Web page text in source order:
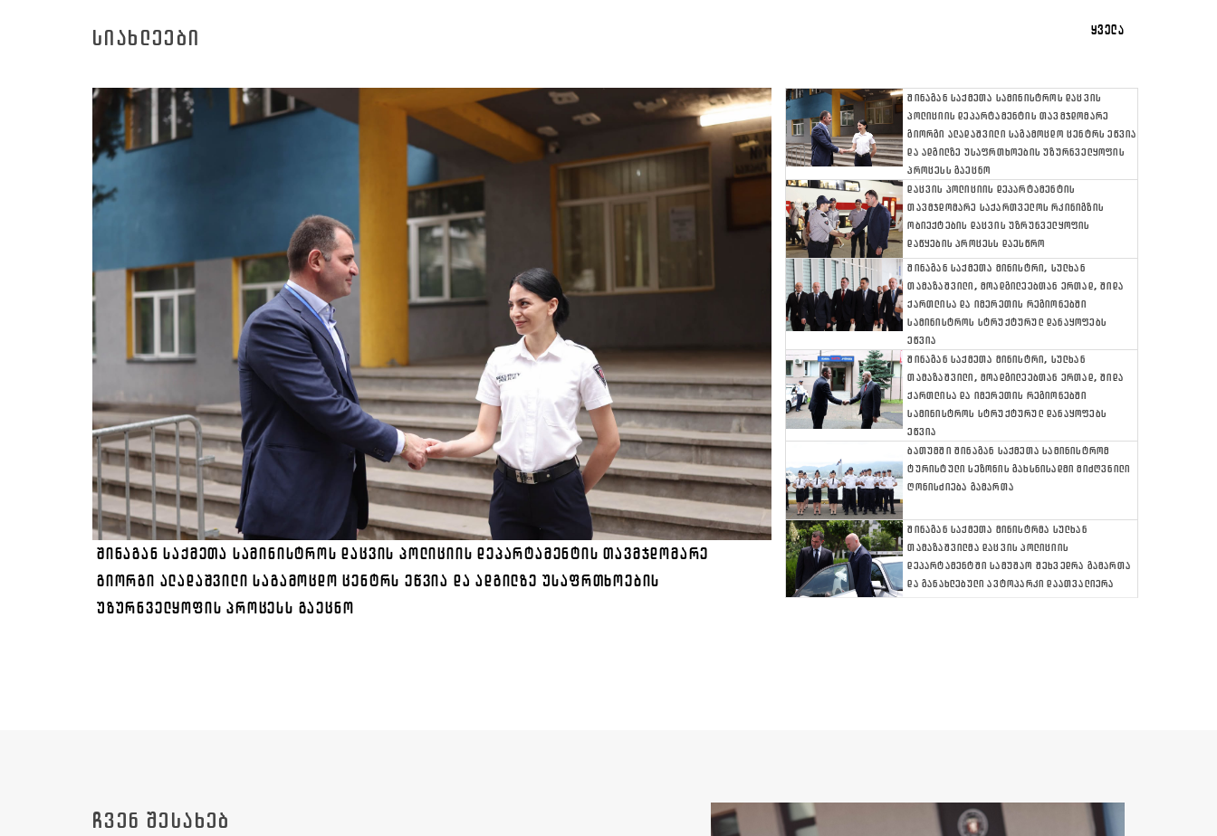
ᲡᲘᲐᲮᲚᲔᲔᲑᲘ ᲧᲕᲔᲚᲐ
ᲨᲘᲜᲐᲒᲐᲜ ᲡᲐᲥᲛᲔᲗᲐ ᲡᲐᲛᲘᲜᲘᲡᲢᲠᲝᲡ ᲓᲐᲪᲕᲘᲡ ᲞᲝᲚᲘᲪᲘᲘᲡ ᲓᲔᲞᲐᲠᲢᲐᲛᲔᲜᲢᲘᲡ ᲗᲐᲕᲛᲯᲓᲝᲛᲐᲠᲔ
ᲒᲘᲝᲠᲒᲘ ᲐᲚᲐᲓᲐᲨᲕᲘᲚᲘ ᲡᲐᲒᲐᲛᲝᲪᲓᲝ ᲪᲔᲜᲢᲠᲡ ᲔᲬᲕᲘᲐ ᲓᲐ ᲐᲓᲒᲘᲚᲖᲔ ᲣᲡᲐᲤᲠᲗᲮᲝᲔᲑᲘᲡ
ᲣᲖᲣᲠᲜᲕᲔᲚᲧᲝᲤᲘᲡ ᲞᲠᲝᲪᲔᲡᲡ ᲒᲐᲔᲪᲜᲝ
ᲨᲘᲜᲐᲒᲐᲜ ᲡᲐᲥᲛᲔᲗᲐ ᲡᲐᲛᲘᲜᲘᲡᲢᲠᲝᲡ ᲓᲐᲪᲕᲘᲡ
ᲞᲝᲚᲘᲪᲘᲘᲡ ᲓᲔᲞᲐᲠᲢᲐᲛᲔᲜᲢᲘᲡ ᲗᲐᲕᲛᲯᲓᲝᲛᲐᲠᲔ
ᲒᲘᲝᲠᲒᲘ ᲐᲚᲐᲓᲐᲨᲕᲘᲚᲘ ᲡᲐᲒᲐᲛᲝᲪᲓᲝ ᲪᲔᲜᲢᲠᲡ ᲔᲬᲕᲘᲐ
ᲓᲐ ᲐᲓᲒᲘᲚᲖᲔ ᲣᲡᲐᲤᲠᲗᲮᲝᲔᲑᲘᲡ ᲣᲖᲣᲠᲜᲕᲔᲚᲧᲝᲤᲘᲡ
ᲞᲠᲝᲪᲔᲡᲡ ᲒᲐᲔᲪᲜᲝ
ᲓᲐᲪᲕᲘᲡ ᲞᲝᲚᲘᲪᲘᲘᲡ ᲓᲔᲞᲐᲠᲢᲐᲛᲔᲜᲢᲘᲡ
ᲗᲐᲕᲛᲯᲓᲝᲛᲐᲠᲔ ᲡᲐᲥᲐᲠᲗᲕᲔᲚᲝᲡ ᲠᲙᲘᲜᲘᲒᲖᲘᲡ
ᲝᲑᲘᲔᲥᲢᲔᲑᲘᲡ ᲓᲐᲪᲕᲘᲡ ᲣᲖᲠᲣᲜᲕᲔᲚᲧᲝᲤᲘᲡ
ᲓᲐᲬᲧᲔᲑᲘᲡ ᲞᲠᲝᲪᲔᲡᲡ ᲓᲐᲔᲡᲬᲠᲝ
ᲨᲘᲜᲐᲒᲐᲜ ᲡᲐᲥᲛᲔᲗᲐ ᲛᲘᲜᲘᲡᲢᲠᲘ, ᲡᲣᲚᲮᲐᲜ
ᲗᲐᲛᲐᲖᲐᲨᲕᲘᲚᲘ, ᲛᲝᲐᲓᲒᲘᲚᲔᲔᲑᲗᲐᲜ ᲔᲠᲗᲐᲓ, ᲨᲘᲓᲐ
ᲥᲐᲠᲗᲚᲘᲡᲐ ᲓᲐ ᲘᲛᲔᲠᲔᲗᲘᲡ ᲠᲔᲒᲘᲝᲜᲔᲑᲨᲘ
ᲡᲐᲛᲘᲜᲘᲡᲢᲠᲝᲡ ᲡᲢᲠᲣᲥᲢᲣᲠᲣᲚ ᲓᲐᲜᲐᲧᲝᲤᲔᲑᲡ
ᲔᲬᲕᲘᲐ
ᲨᲘᲜᲐᲒᲐᲜ ᲡᲐᲥᲛᲔᲗᲐ ᲛᲘᲜᲘᲡᲢᲠᲘ, ᲡᲣᲚᲮᲐᲜ
ᲗᲐᲛᲐᲖᲐᲨᲕᲘᲚᲘ, ᲛᲝᲐᲓᲒᲘᲚᲔᲔᲑᲗᲐᲜ ᲔᲠᲗᲐᲓ, ᲨᲘᲓᲐ
ᲥᲐᲠᲗᲚᲘᲡᲐ ᲓᲐ ᲘᲛᲔᲠᲔᲗᲘᲡ ᲠᲔᲒᲘᲝᲜᲔᲑᲨᲘ
ᲡᲐᲛᲘᲜᲘᲡᲢᲠᲝᲡ ᲡᲢᲠᲣᲥᲢᲣᲠᲣᲚ ᲓᲐᲜᲐᲧᲝᲤᲔᲑᲡ
ᲔᲬᲕᲘᲐ
ᲑᲐᲗᲣᲛᲨᲘ ᲨᲘᲜᲐᲒᲐᲜ ᲡᲐᲥᲛᲔᲗᲐ ᲡᲐᲛᲘᲜᲘᲡᲢᲠᲝᲛ
ᲢᲣᲠᲘᲡᲢᲣᲚᲘ ᲡᲔᲖᲝᲜᲘᲡ ᲒᲐᲮᲡᲜᲘᲡᲐᲓᲛᲘ ᲛᲘᲫᲦᲕᲜᲘᲚᲘ
ᲦᲝᲜᲘᲡᲫᲘᲔᲑᲐ ᲒᲐᲛᲐᲠᲗᲐ
ᲨᲘᲜᲐᲒᲐᲜ ᲡᲐᲥᲛᲔᲗᲐ ᲛᲘᲜᲘᲡᲢᲠᲛᲐ ᲡᲣᲚᲮᲐᲜ
ᲗᲐᲛᲐᲖᲐᲨᲕᲘᲚᲛᲐ ᲓᲐᲪᲕᲘᲡ ᲞᲝᲚᲘᲪᲘᲘᲡ
ᲓᲔᲞᲐᲠᲢᲐᲛᲔᲜᲢᲨᲘ ᲡᲐᲛᲣᲨᲐᲝ ᲨᲔᲮᲕᲔᲓᲠᲐ ᲒᲐᲛᲐᲠᲗᲐ
ᲓᲐ ᲒᲐᲜᲐᲮᲚᲔᲑᲣᲚᲘ ᲐᲕᲢᲝᲞᲐᲠᲙᲘ ᲓᲐᲐᲗᲕᲐᲚᲘᲔᲠᲐ
ᲩᲕᲔᲜ ᲨᲔᲡᲐᲮᲔᲑ